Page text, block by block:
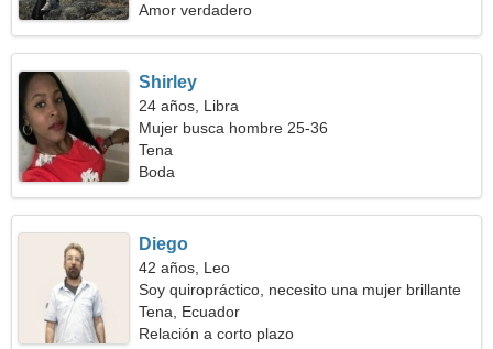
Amor verdadero
Shirley
24 años, Libra
Mujer busca hombre 25-36
Tena
Boda
Diego
42 años, Leo
Soy quiropráctico, necesito una mujer brillante
Tena, Ecuador
Relación a corto plazo